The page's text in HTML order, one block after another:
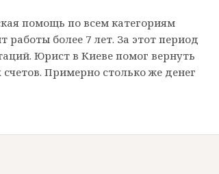
помощь по всем категориям
более 7 лет. За этот период
Юрист в Киеве помог вернуть
Примерно столько же денег